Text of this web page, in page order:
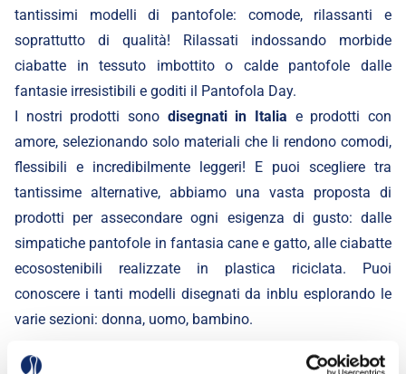
tantissimi modelli di pantofole: comode, rilassanti e
soprattutto di qualità! Rilassati indossando morbide
ciabatte in tessuto imbottito o calde pantofole dalle
fantasie irresistibili e goditi il Pantofola Day.
I nostri prodotti sono disegnati in Italia e prodotti con
amore, selezionando solo materiali che li rendono comodi,
flessibili e incredibilmente leggeri! E puoi scegliere tra
tantissime alternative, abbiamo una vasta proposta di
prodotti per assecondare ogni esigenza di gusto: dalle
simpatiche pantofole in fantasia cane e gatto, alle ciabatte
ecosostenibili realizzate in plastica riciclata. Puoi
conoscere i tanti modelli disegnati da inblu esplorando le
varie sezioni: donna, uomo, bambino.